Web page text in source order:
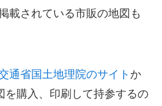
載されている市販の地図も
通省国土地理院のサイト か
を購入、印刷して持参するの